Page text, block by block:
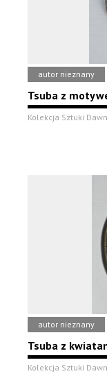
autor nieznany
Tsuba z
Kolekcja Sztuki
autor nieznany
Tsuba z
Kolekcja Sztuki